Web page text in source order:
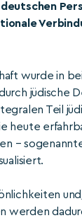
wurde in
jüdische
Teil
heute
–
werden